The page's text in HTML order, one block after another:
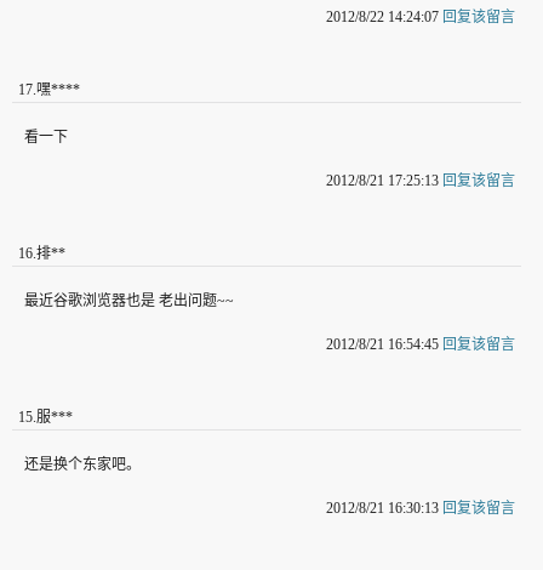
2012/8/22 14:24:07 回复该留言
17.嘿****
看一下
2012/8/21 17:25:13 回复该留言
16.排**
最近谷歌浏览器也是 老出问题~~
2012/8/21 16:54:45 回复该留言
15.服***
还是换个东家吧。
2012/8/21 16:30:13 回复该留言